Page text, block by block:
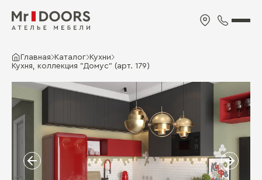
Главная Каталог Кухни
Кухня, коллекция "Домус" (арт. 179)